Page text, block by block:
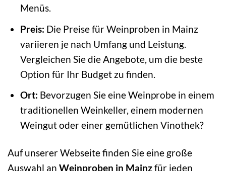
Menüs.
Preis: Die Preise für Weinproben in Mainz
variieren je nach Umfang und Leistung.
Vergleichen Sie die Angebote, um die beste
Option für Ihr Budget zu finden.
Ort: Bevorzugen Sie eine Weinprobe in einem
traditionellen Weinkeller, einem modernen
Weingut oder einer gemütlichen Vinothek?
Auf unserer Webseite finden Sie eine große
Auswahl an Weinproben in Mainzfür jeden